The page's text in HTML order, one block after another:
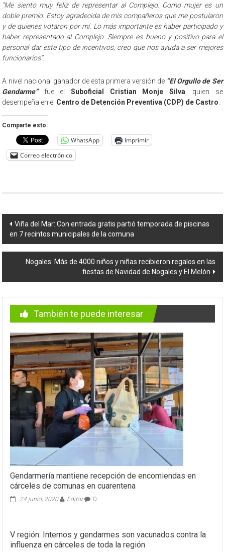
“Me siento muy feliz de representar al Complejo. Como mujer es un
doble premio. Estoy agradecida de mis compañeros que me postularon
y de quienes votaron por mí. Lo más importante es haber participado y
haber representado al Complejo. Siempre es bueno y positivo para el
personal dar este tipo de incentivos, creo que nos ayuda a ser mejores
funcionarios”.
A nivel nacional ganador de esta primera versión de “El Orgullo de Ser
Gendarme”fue el Suboficial Cristian Monje Silva , quien se
desempeña en el Centro de Detención Preventiva (CDP) de Castro
Comparte esto:
WhatsApp
Imprimir
Correo electrónico
Navegación
de
entradas
Viña del Mar: Con entrada gratis partió temporada de piscinas
en 7 recintos municipales de la comuna
Nogales: Más de 4000 niños y niñas recibieron regalos en las
fiestas de Navidad de Nogales y El Melón
También te puede interesar
Gendarmería mantiene recepción de encomiendas en
cárceles de comunas en cuarentena
24 junio, 2020 Editor 0
V región: Internos y gendarmes son vacunados contra la
influenza en cárceles de toda la región